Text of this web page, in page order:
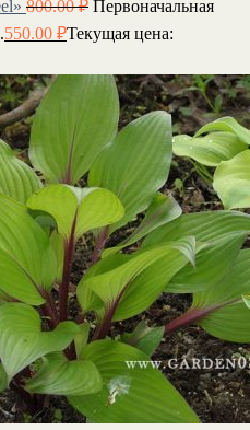
800.00₽ Первоначальная
550.00 ₽Текущая цена: